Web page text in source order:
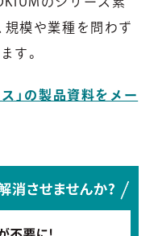
模や業種を問わず
す。
」の製品資料をメー